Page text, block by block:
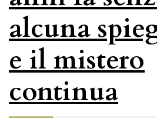
alcuna
e il mistero
continua